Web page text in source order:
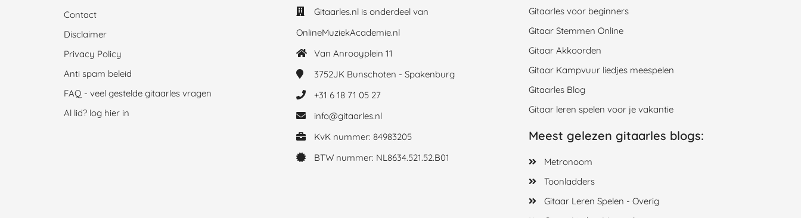
Contact
Disclaimer
Privacy Policy
Anti spam beleid
FAQ - veel gestelde gitaarles vragen
Al lid? log hier in
Gitaarles.nl is onderdeel van
OnlineMuziekAcademie.nl
Van Anrooyplein 11
3752JK Bunschoten - Spakenburg
+31 6 18 71 05 27
info@gitaarles.nl
KvK nummer: 84983205
BTW nummer: NL8634.521.52.B01
Gitaarles voor beginners
Gitaar Stemmen Online
Gitaar Akkoorden
Gitaar Kampvuur liedjes meespelen
Gitaarles Blog
Gitaar leren spelen voor je vakantie
Meest gelezen gitaarles blogs:
Metronoom
Toonladders
Gitaar Leren Spelen - Overig